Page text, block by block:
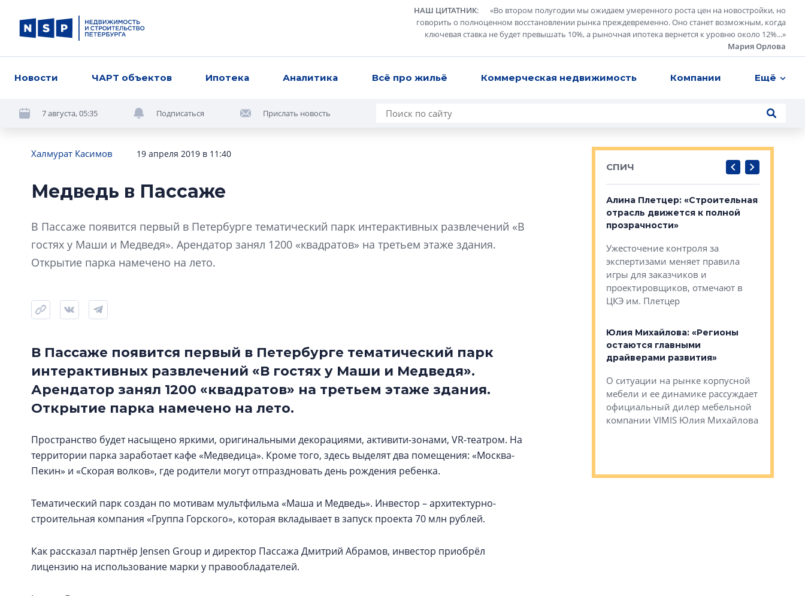
НАШ ЦИТАТНИК: «Во втором полугодии мы ожидаем умеренного роста цен на новостройки, но
говорить о полноценном восстановлении рынка преждевременно. Оно станет возможным, когда
ключевая ставка не будет превышать 10%, а рыночная ипотека вернется к уровню около 12%...»
Мария Орлова
Новости ЧАРТ объектов Ипотека Аналитика Всё про жильё Коммерческая недвижимость Компании Ещё
7 августа, 05:35 Подписаться Прислать новость
Халмурат Касимов 19 апреля 2019 в 11:40
Медведь в Пассаже
В Пассаже появится первый в Петербурге тематический парк интерактивных развлечений «В
гостях у Маши и Медведя». Арендатор занял 1200 «квадратов» на третьем этаже здания.
Открытие парка намечено на лето.
В Пассаже появится первый в Петербурге тематический парк
интерактивных развлечений «В гостях у Маши и Медведя».
Арендатор занял 1200 «квадратов» на третьем этаже здания.
Открытие парка намечено на лето.
Пространство будет насыщено яркими, оригинальными декорациями, активити-зонами, VR-театром. На
территории парка заработает кафе «Медведица». Кроме того, здесь выделят два помещения: «Москва-
Пекин» и «Скорая волков», где родители могут отпраздновать день рождения ребенка.
Тематический парк создан по мотивам мультфильма «Маша и Медведь». Инвестор – архитектурно-
строительная компания «Группа Горского», которая вкладывает в запуск проекта 70 млн рублей.
Как рассказал партнёр Jensen Group и директор Пассажа Дмитрий Абрамов, инвестор приобрёл
лицензию на использование марки у правообладателей.
СПИЧ
даже электромобиль»
Девелопер «Вертикаль»: поводом
Конкуренцию выиграют те
апарты, которые еще больше
приблизятся к гостиничному
уровню сервиса, уверены в УК
Алина Плетцер: «Строительная
отрасль движется к полной
прозрачности»
Ужесточение контроля за
экспертизами меняет правила
игры для заказчиков и
проектировщиков, отмечают в
ЦКЭ им. Плетцер
Юлия Михайлова: «Регионы
остаются главными
драйверами развития»
О ситуации на рынке корпусной
мебели и ее динамике рассуждает
официальный дилер мебельной
компании VIMIS Юлия Михайлова